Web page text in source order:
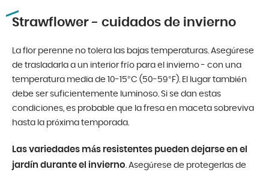
Strawflower - cuidados de invierno
La flor perenne no tolera las bajas temperaturas. Asegúrese
de trasladarla a un interior frío para el invierno - con una
temperatura media de 10-15°C (50-59°F). El lugar también
debe ser suficientemente luminoso. Si se dan estas
condiciones, es probable que la fresa en maceta sobreviva
hasta la próxima temporada.
Las variedades más resistentes pueden dejarse en el
jardín durante el invierno. Asegúrese de protegerlas de